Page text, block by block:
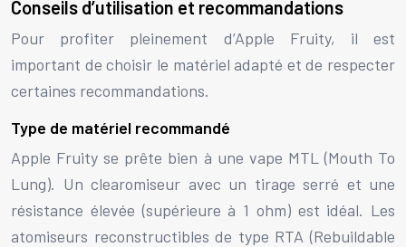
Conseils d’utilisation et recommandations
Pour profiter pleinement d’Apple Fruity, il est
important de choisir le matériel adapté et de respecter
certaines recommandations.
Type de matériel recommandé
Apple Fruity se prête bien à une vape MTL (Mouth To
Lung). Un clearomiseur avec un tirage serré et une
résistance élevée (supérieure à 1 ohm) est idéal. Les
atomiseurs reconstructibles de type RTA (Rebuildable